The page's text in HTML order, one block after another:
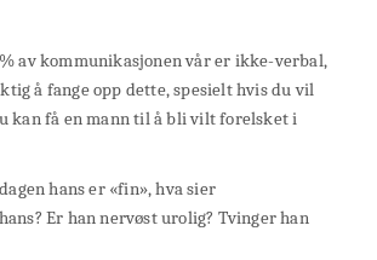
av kommunikasjonen vår er ikke-verbal,
å fange opp dette, spesielt hvis du vil
kan få en mann til å bli vilt forelsket i
hans er «fin», hva sier
Er han nervøst urolig? Tvinger han